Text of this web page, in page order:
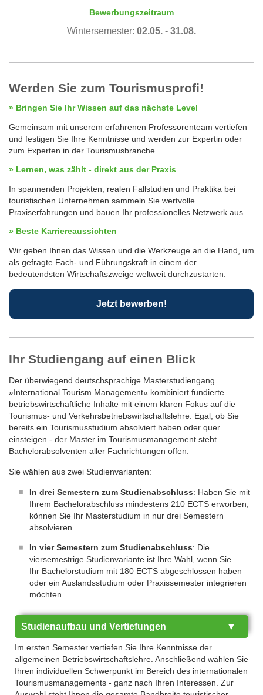
Bewerbungszeitraum
Wintersemester: 02.05. - 31.08.
Werden Sie zum Tourismusprofi!
» Bringen Sie Ihr Wissen auf das nächste Level
Gemeinsam mit unserem erfahrenen Professorenteam vertiefen
und festigen Sie Ihre Kenntnisse und werden zur Expertin oder
zum Experten in der Tourismusbranche.
» Lernen, was zählt - direkt aus der Praxis
In spannenden Projekten, realen Fallstudien und Praktika bei
touristischen Unternehmen sammeln Sie wertvolle
Praxiserfahrungen und bauen Ihr professionelles Netzwerk aus.
» Beste Karriereaussichten
Wir geben Ihnen das Wissen und die Werkzeuge an die Hand, um
als gefragte Fach- und Führungskraft in einem der
bedeutendsten Wirtschaftszweige weltweit durchzustarten.
Jetzt bewerben!
Ihr Studiengang auf einen Blick
Der überwiegend deutschsprachige Masterstudiengang
»International Tourism Management« kombiniert fundierte
betriebswirtschaftliche Inhalte mit einem klaren Fokus auf die
Tourismus- und Verkehrsbetriebswirtschaftslehre. Egal, ob Sie
bereits ein Tourismusstudium absolviert haben oder quer
einsteigen - der Master im Tourismusmanagement steht
Bachelorabsolventen aller Fachrichtungen offen.
Sie wählen aus zwei Studienvarianten:
In drei Semestern zum Studienabschluss: Haben Sie mit
Ihrem Bachelorabschluss mindestens 210 ECTS erworben,
können Sie Ihr Masterstudium in nur drei Semestern
absolvieren.
In vier Semestern zum Studienabschluss: Die
viersemestrige Studienvariante ist Ihre Wahl, wenn Sie
Ihr Bachelorstudium mit 180 ECTS abgeschlossen haben
oder ein Auslandsstudium oder Praxissemester integrieren
möchten.
Studienaufbau und Vertiefungen
Im ersten Semester vertiefen Sie Ihre Kenntnisse der
allgemeinen Betriebswirtschaftslehre. Anschließend wählen Sie
Ihren individuellen Schwerpunkt im Bereich des internationalen
Tourismusmanagements - ganz nach Ihren Interessen. Zur